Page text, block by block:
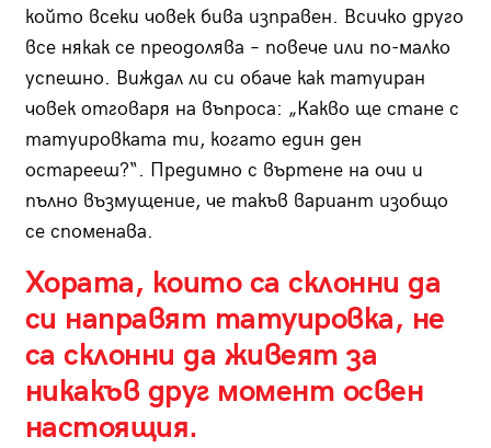
който всеки човек бива изправен. Всичко друго
все някак се преодолява – повече или по-малко
успешно. Виждал ли си обаче как татуиран
човек отговаря на въпроса: „Какво ще стане с
татуировката ти, когато един ден
остарееш?“. Предимно с въртене на очи и
пълно възмущение, че такъв вариант изобщо
се споменава.
Хората, които са склонни да
си направят татуировка, не
са склонни да живеят за
никакъв друг момент освен
настоящия.